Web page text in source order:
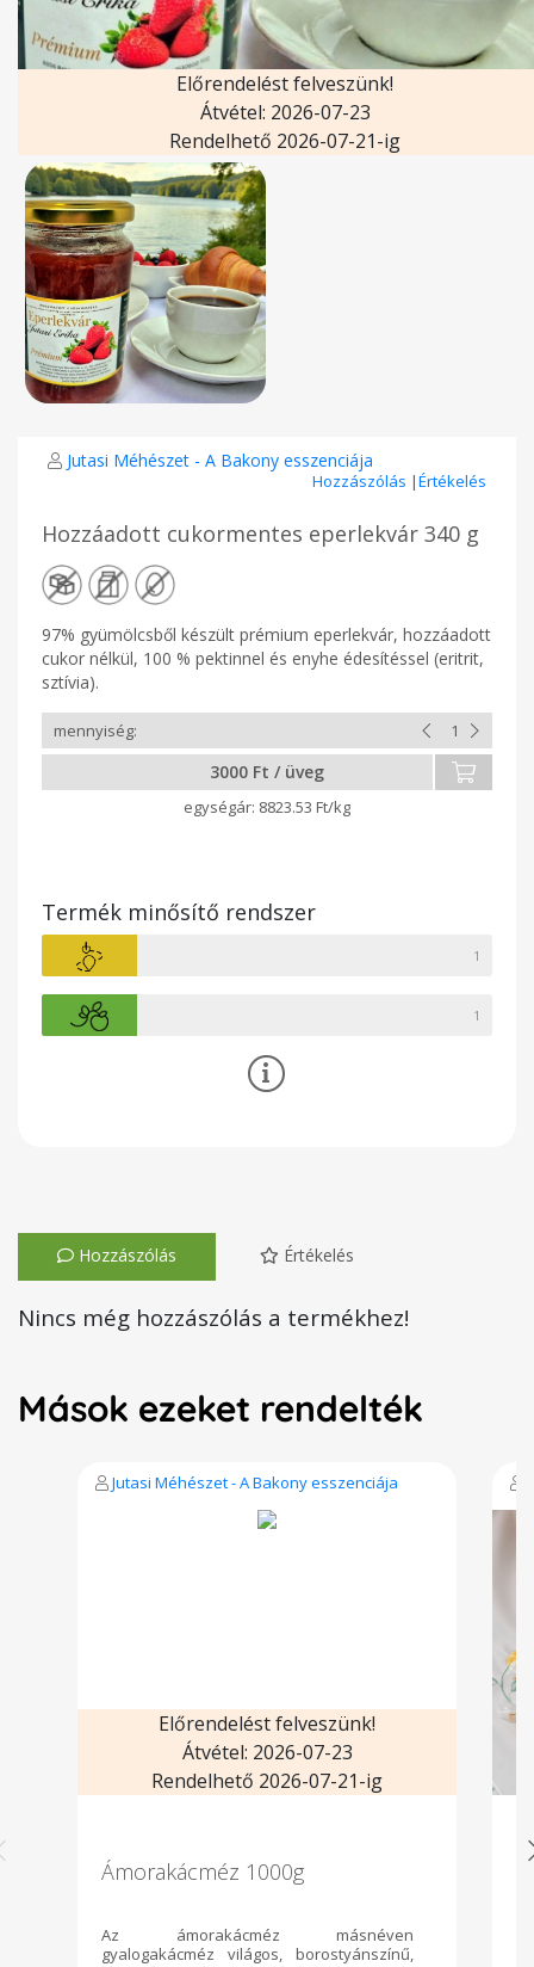
Előrendelést felveszünk!
Átvétel: 2026-07-23
Rendelhető 2026-07-21-ig
Jutasi Méhészet - A Bakony esszenciája
Hozzászólás |Értékelés
Hozzáadott cukormentes eperlekvár 340 g
97% gyümölcsből készült prémium eperlekvár, hozzáadott
cukor nélkül, 100 % pektinnel és enyhe édesítéssel (eritrit,
sztívia).
3000 Ft / üveg
8823.53 Ft/kg
Termék minősítő rendszer
1
1
Hozzászólás Értékelés
Nincs még hozzászólás a termékhez!
Mások ezeket rendelték
Jutasi Méhészet - A Bakony esszenciája
Előrendelést felveszünk!
Átvétel: 2026-07-23
Rendelhető 2026-07-21-ig
Ámorakácméz 1000g
Az ámorakácméz másnéven
gyalogakácméz világos, borostyánszínű,